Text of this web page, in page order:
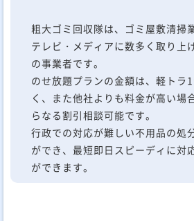
粗大ゴミ回収隊は、ゴミ屋敷清掃
テレビ・メディアに数多く取り上
の事業者です。
のせ放題プランの金額は、軽トラ
く、また他社よりも料金が高い場
らなる割引相談可能です。
行政での対応が難しい不用品の処
ができ、最短即日スピーディに対
ができます。